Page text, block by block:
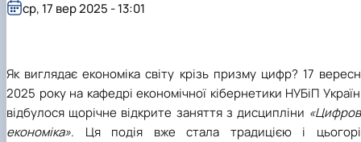
Як виглядає економіка світу крізь призму цифр? 17
2025 року на кафедрі економічної кібернетики НУБіП
відбулося щорічне відкрите заняття з дисципліни
економіка». Ця подія вже стала традицією і
ср, 17 вер 2025 - 13:01